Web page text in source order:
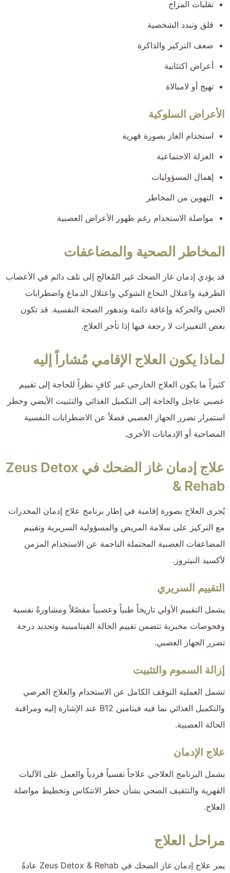
تقلبات المزاج
قلق وتبدد الشخصية
ضعف التركيز والذاكرة
أعراض اكتئابية
تهيج أو لامبالاة
الأعراض السلوكية
استخدام الغاز بصورة قهرية
العزلة الاجتماعية
إهمال المسؤوليات
التهوين من المخاطر
مواصلة الاستخدام رغم ظهور الأعراض العصبية
المخاطر الصحية والمضاعفات
قد يؤدي إدمان غاز الضحك غير المُعالج إلى تلف دائم في الأعصاب
الطرفية واعتلال النخاع الشوكي واعتلال الدماغ واضطرابات
الحس والحركة وإعاقة دائمة وتدهور الصحة النفسية. قد تكون
بعض التغييرات لا رجعة فيها إذا تأخر العلاج.
لماذا يكون العلاج الإقامي مُشاراً إليه
كثيراً ما يكون العلاج الخارجي غير كافٍ نظراً للحاجة إلى تقييم
عصبي عاجل والحاجة إلى التكميل الغذائي والتثبيت الأيضي وخطر
استمرار تضرر الجهاز العصبي فضلاً عن الاضطرابات النفسية
المصاحبة أو الإدمانات الأخرى.
علاج إدمان غاز الضحك في Zeus Detox
& Rehab
يُجرى العلاج بصورة إقامية في إطار برنامج علاج إدمان المخدرات
مع التركيز على سلامة المريض والمسؤولية السريرية وتقييم
المضاعفات العصبية المحتملة الناجمة عن الاستخدام المزمن
لأكسيد النيتروز.
التقييم السريري
يشمل التقييم الأولي تاريخاً طبياً وعصبياً مفصّلاً ومشاورةً نفسية
وفحوصات مخبرية تتضمن تقييم الحالة الفيتامينية وتحديد درجة
تضرر الجهاز العصبي.
إزالة السموم والتثبيت
تشمل العملية التوقف الكامل عن الاستخدام والعلاج العرضي
والتكميل الغذائي بما فيه فيتامين B12 عند الإشارة إليه ومراقبة
الحالة العصبية.
علاج الإدمان
يشمل البرنامج العلاجي علاجاً نفسياً فردياً والعمل على الآليات
القهرية والتثقيف الصحي بشأن خطر الانتكاس وتخطيط مواصلة
العلاج.
مراحل العلاج
يمر علاج إدمان غاز الضحك في Zeus Detox & Rehab عادةً